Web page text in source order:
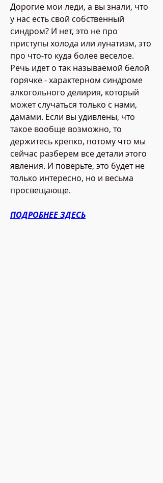
Дорогие мои леди, а вы знали, что
у нас есть свой собственный
синдром? И нет, это не про
приступы холода или лунатизм, это
про что-то куда более веселое.
Речь идет о так называемой белой
горячке - характерном синдроме
алкогольного делирия, который
может случаться только с нами,
дамами. Если вы удивлены, что
такое вообще возможно, то
держитесь крепко, потому что мы
сейчас разберем все детали этого
явления. И поверьте, это будет не
только интересно, но и весьма
просвещающе.
ПОДРОБНЕЕ ЗДЕСЬ